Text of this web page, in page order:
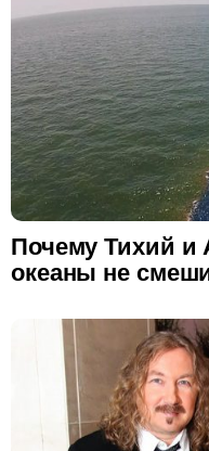
Почему Тихий и
океаны не